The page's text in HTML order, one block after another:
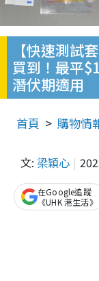
【快速測試
買到！最平
潛伏期適用
首頁 購物情
文: 梁穎心
在Google追蹤
《UHK 港生活》